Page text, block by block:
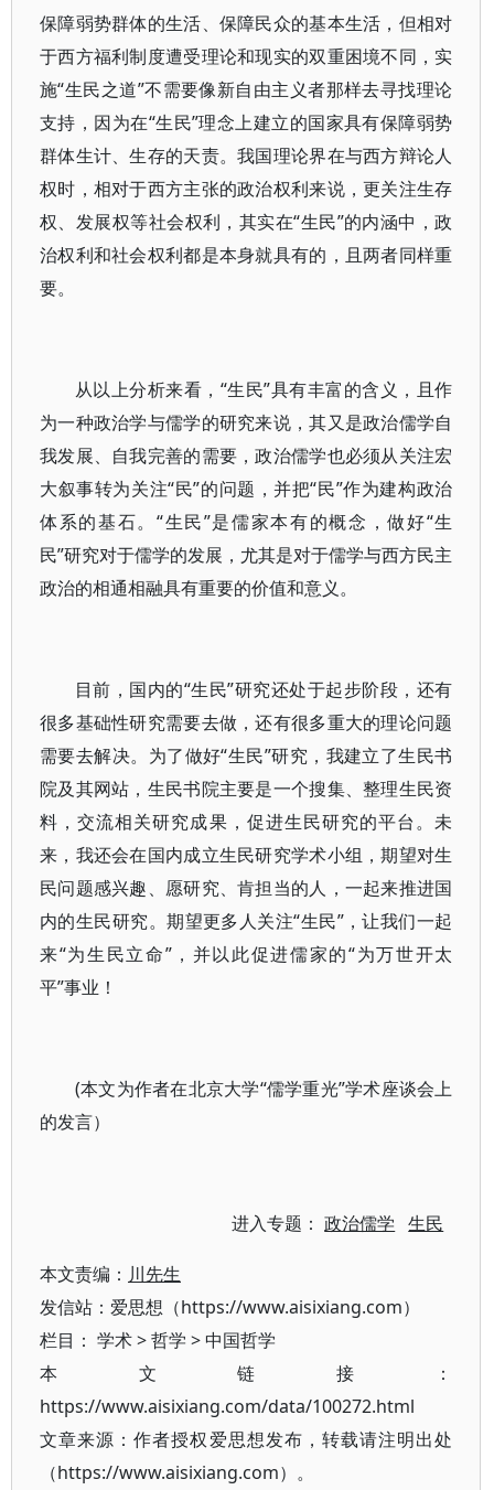
保障弱势群体的生活、保障民众的基本生活，但相对
于西方福利制度遭受理论和现实的双重困境不同，实
施“生民之道”不需要像新自由主义者那样去寻找理论
支持，因为在“生民”理念上建立的国家具有保障弱势
群体生计、生存的天责。我国理论界在与西方辩论人
权时，相对于西方主张的政治权利来说，更关注生存
权、发展权等社会权利，其实在“生民”的内涵中，政
治权利和社会权利都是本身就具有的，且两者同样重
要。
从以上分析来看，“生民”具有丰富的含义，且作
为一种政治学与儒学的研究来说，其又是政治儒学自
我发展、自我完善的需要，政治儒学也必须从关注宏
大叙事转为关注“民”的问题，并把“民”作为建构政治
体系的基石。“生民”是儒家本有的概念，做好“生
民”研究对于儒学的发展，尤其是对于儒学与西方民主
政治的相通相融具有重要的价值和意义。
目前，国内的“生民”研究还处于起步阶段，还有
很多基础性研究需要去做，还有很多重大的理论问题
需要去解决。为了做好“生民”研究，我建立了生民书
院及其网站，生民书院主要是一个搜集、整理生民资
料，交流相关研究成果，促进生民研究的平台。未
来，我还会在国内成立生民研究学术小组，期望对生
民问题感兴趣、愿研究、肯担当的人，一起来推进国
内的生民研究。期望更多人关注“生民”，让我们一起
来“为生民立命”，并以此促进儒家的“为万世开太
平”事业！
(本文为作者在北京大学“儒学重光”学术座谈会上
的发言）
进入专题：政治儒学 生民
本文责编： 川先生
发信站：爱思想（https://www.aisixiang.com）
栏目： 学术>哲学 >中国哲学
本文链接：
https://www.aisixiang.com/data/100272.html
文章来源：作者授权爱思想发布，转载请注明出处
（https://www.aisixiang.com）。